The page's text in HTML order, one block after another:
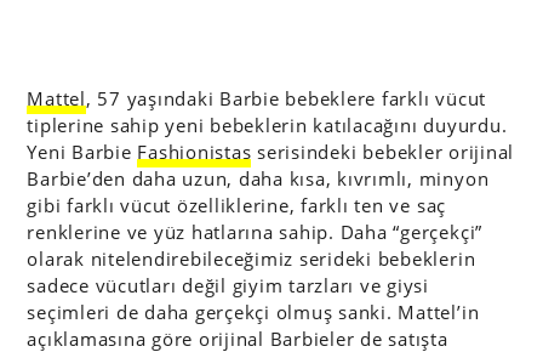
Mattel, 57 yaşındaki Barbie bebeklere farklı vücut
tiplerine sahip yeni bebeklerin katılacağını duyurdu.
Yeni Barbie Fashionistas serisindeki bebekler orijinal
Barbie’den daha uzun, daha kısa, kıvrımlı, minyon
gibi farklı vücut özelliklerine, farklı ten ve saç
renklerine ve yüz hatlarına sahip. Daha “gerçekçi”
olarak nitelendirebileceğimiz serideki bebeklerin
sadece vücutları değil giyim tarzları ve giysi
seçimleri de daha gerçekçi olmuş sanki. Mattel’in
açıklamasına göre orijinal Barbieler de satışta